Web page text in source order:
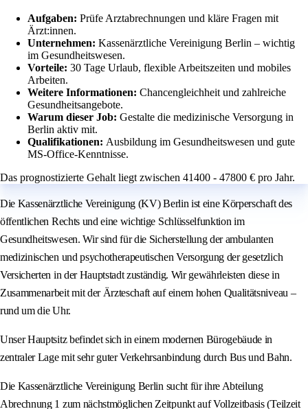
Aufgaben: Prüfe Arztabrechnungen und kläre Fragen mit
Ärzt:innen.
Unternehmen: Kassenärztliche Vereinigung Berlin – wichtig
im Gesundheitswesen.
Vorteile: 30 Tage Urlaub, flexible Arbeitszeiten und mobiles
Arbeiten.
Weitere Informationen: Chancengleichheit und zahlreiche
Gesundheitsangebote.
Warum dieser Job: Gestalte die medizinische Versorgung in
Berlin aktiv mit.
Qualifikationen: Ausbildung im Gesundheitswesen und gute
MS-Office-Kenntnisse.
Das prognostizierte Gehalt liegt zwischen 41400 - 47800 € pro Jahr.
Die Kassenärztliche Vereinigung (KV) Berlin ist eine Körperschaft des
öffentlichen Rechts und eine wichtige Schlüsselfunktion im
Gesundheitswesen. Wir sind für die Sicherstellung der ambulanten
medizinischen und psychotherapeutischen Versorgung der gesetzlich
Versicherten in der Hauptstadt zuständig. Wir gewährleisten diese in
Zusammenarbeit mit der Ärzteschaft auf einem hohen Qualitätsniveau –
rund um die Uhr.
Unser Hauptsitz befindet sich in einem modernen Bürogebäude in
zentraler Lage mit sehr guter Verkehrsanbindung durch Bus und Bahn.
Die Kassenärztliche Vereinigung Berlin sucht für ihre Abteilung
Abrechnung 1 zum nächstmöglichen Zeitpunkt auf Vollzeitbasis (Teilzeit